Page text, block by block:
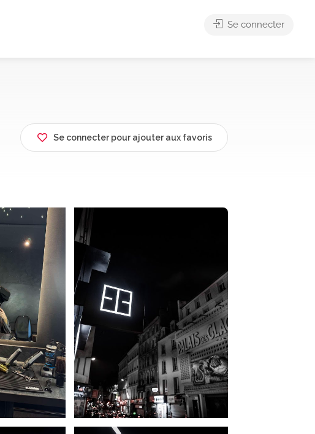
Se connecter
Se connecter pour ajouter aux favoris